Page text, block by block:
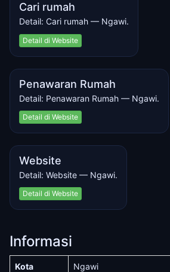
Cari rumah
Detail: Cari rumah — Ngawi.
Detail di Website
Penawaran Rumah
Detail: Penawaran Rumah — Ngawi.
Detail di Website
Website
Detail: Website — Ngawi.
Detail di Website
Informasi
Kota Ngawi